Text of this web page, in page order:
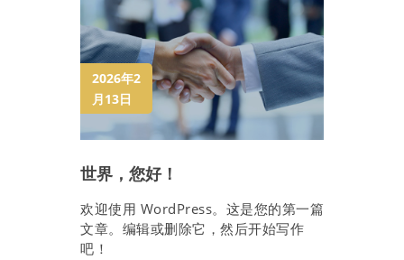
2026年2
月13日
世界，您好！
欢迎使用 WordPress。这是您的第一篇
文章。编辑或删除它，然后开始写作
吧！